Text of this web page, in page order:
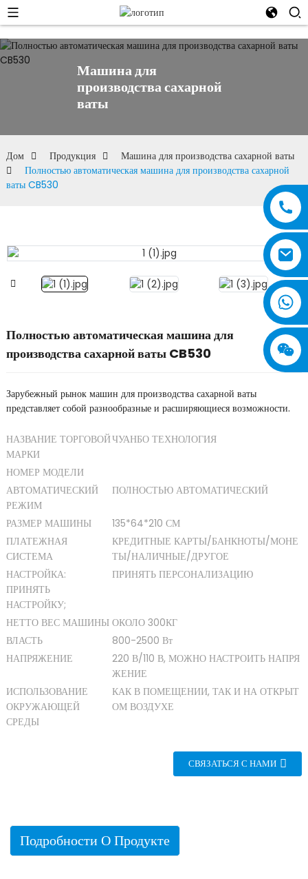
Машина для
производства сахарной
ваты
Дом Продукция
Машина для производства сахарной ваты
Полностью автоматическая машина для производства сахарной
ваты CB530
Полностью автоматическая машина для
производства сахарной ваты CB530
Зарубежный рынок машин для производства сахарной ваты
представляет собой разнообразные и расширяющиеся возможности.
НАЗВАНИЕ ТОРГОВОЙ
МАРКИ
ЧУАНБО ТЕХНОЛОГИЯ
НОМЕР МОДЕЛИ
АВТОМАТИЧЕСКИЙ
РЕЖИМ
ПОЛНОСТЬЮ АВТОМАТИЧЕСКИЙ
РАЗМЕР МАШИНЫ
135*64*210 СМ
ПЛАТЕЖНАЯ
СИСТЕМА
КРЕДИТНЫЕ КАРТЫ/БАНКНОТЫ/МОНЕ
ТЫ/НАЛИЧНЫЕ/ДРУГОЕ
НАСТРОЙКА:
ПРИНЯТЬ
НАСТРОЙКУ;
ПРИНЯТЬ ПЕРСОНАЛИЗАЦИЮ
НЕТТО ВЕС МАШИНЫ ОКОЛО 300КГ
ВЛАСТЬ
800-2500 Вт
НАПРЯЖЕНИЕ
220 В/110 В, МОЖНО НАСТРОИТЬ НАПРЯ
ЖЕНИЕ
ИСПОЛЬЗОВАНИЕ
ОКРУЖАЮЩЕЙ
СРЕДЫ
КАК В ПОМЕЩЕНИИ, ТАК И НА ОТКРЫТ
ОМ ВОЗДУХЕ
СВЯЗАТЬСЯ С НАМИ
Подробности О Продукте